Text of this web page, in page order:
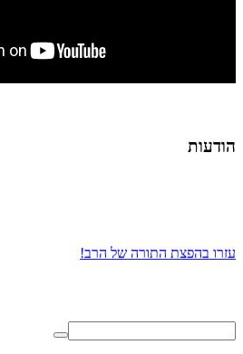
הודעות
עזרו בהפצת התורה של הרב!